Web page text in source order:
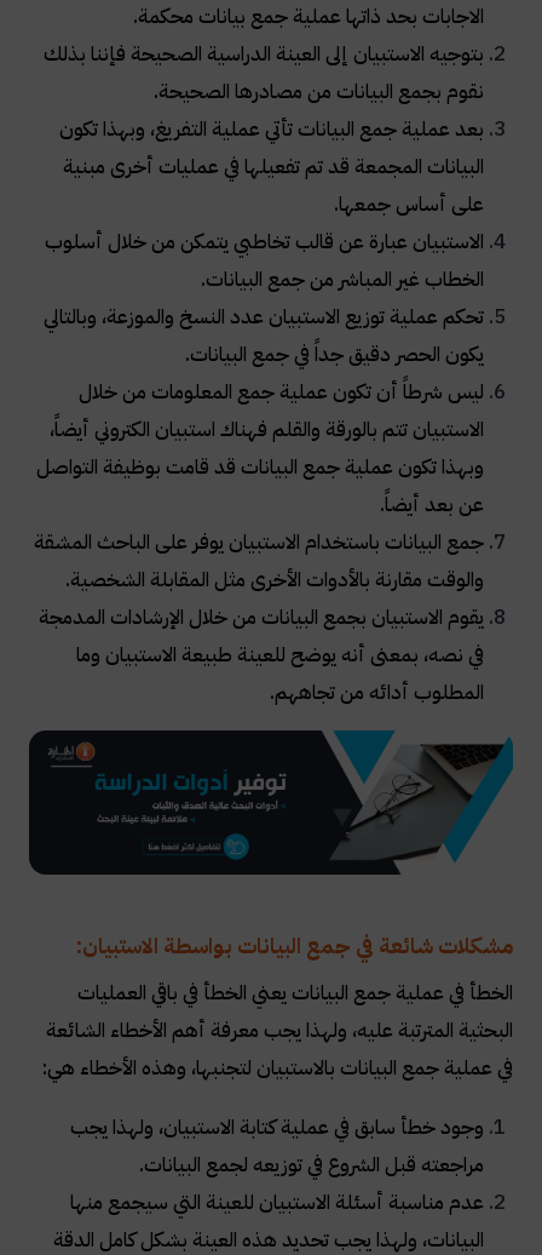
الاجابات بحد ذاتها عملية جمع بيانات محكمة.
بتوجيه الاستبيان إلى العينة الدراسية الصحيحة فإننا بذلك
نقوم بجمع البيانات من مصادرها الصحيحة.
بعد عملية جمع البيانات تأتي عملية التفريغ، وبهذا تكون
البيانات المجمعة قد تم تفعيلها في عمليات أخرى مبنية
على أساس جمعها.
الاستبيان عبارة عن قالب تخاطبي يتمكن من خلال أسلوب
الخطاب غير المباشر من جمع البيانات.
تحكم عملية توزيع الاستبيان عدد النسخ والموزعة، وبالتالي
يكون الحصر دقيق جداً في جمع البيانات.
ليس شرطاً أن تكون عملية جمع المعلومات من خلال
الاستبيان تتم بالورقة والقلم فهناك استبيان الكتروني أيضاً،
وبهذا تكون عملية جمع البيانات قد قامت بوظيفة التواصل
عن بعد أيضاً.
جمع البيانات باستخدام الاستبيان يوفر على الباحث المشقة
والوقت مقارنة بالأدوات الأخرى مثل المقابلة الشخصية.
يقوم الاستبيان بجمع البيانات من خلال الإرشادات المدمجة
في نصه، بمعنى أنه يوضح للعينة طبيعة الاستبيان وما
المطلوب أدائه من تجاههم.
مشكلات شائعة في جمع البيانات بواسطة الاستبيان:
الخطأ في عملية جمع البيانات يعني الخطأ في باقي العمليات
البحثية المترتبة عليه، ولهذا يجب معرفة أهم الأخطاء الشائعة
في عملية جمع البيانات بالاستبيان لتجنبها، وهذه الأخطاء هي:
وجود خطأ سابق في عملية كتابة الاستبيان، ولهذا يجب
مراجعته قبل الشروع في توزيعه لجمع البيانات.
عدم مناسبة أسئلة الاستبيان للعينة التي سيجمع منها
البيانات، ولهذا يجب تحديد هذه العينة بشكل كامل الدقة